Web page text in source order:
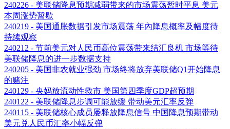
240226 - 美联储降息预期减弱带来的市场震荡暂时平息 美元
本周涨势暂歇
240219 - 美国通胀数据引发市场震荡 年內降息概率及幅度待
持续观察
240212 - 节前美元对人民币高位震荡带来结汇良机 市场等待
美联储降息的进一步数据支持
240205 - 美国非农就业强劲 市场终将放弃美联储Q1开始降息
的赌注
240129 - 央妈放流动性救市 美国第四季度GDP超预期
240122 - 美联储降息步调可能放缓 带动美元汇率反弹
240115 - 美联储核心成员屡释放降息信号 中国降息预期带动
美元兑人民币汇率小幅反弹